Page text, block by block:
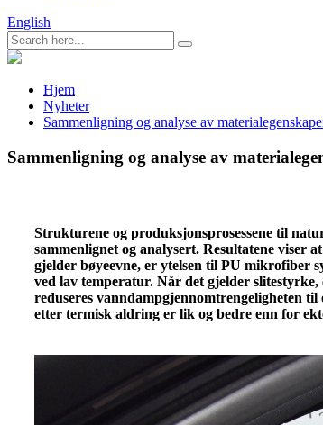
English
Hjem
Nyheter
Sammenligning og analyse av
Sammenligning og analyse av
Strukturene og produksjonsprosessene til
sammenlignet og analysert. Resultatene
gjelder bøyeevne, er ytelsen til PU mikrofiber
ved lav temperatur. Når det gjelder
reduseres vanndampgjennomtrengeligheten
etter termisk aldring er lik og bedre enn for